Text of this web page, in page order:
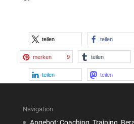
teilen teilen
merken 9 teilen
teilen teilen
Navigation